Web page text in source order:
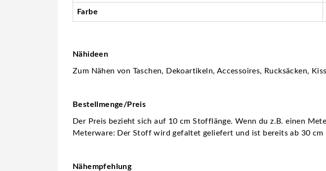
Farbe
Nähideen
Zum Nähen von Taschen, Dekoartikeln, Accessoires, Rucksäcken,
Bestellmenge/Preis
Der Preis bezieht sich auf 10 cm Stofflänge. Wenn du z.B. einen
Meterware: Der Stoff wird gefaltet geliefert und ist bereits ab 30
Nähempfehlung